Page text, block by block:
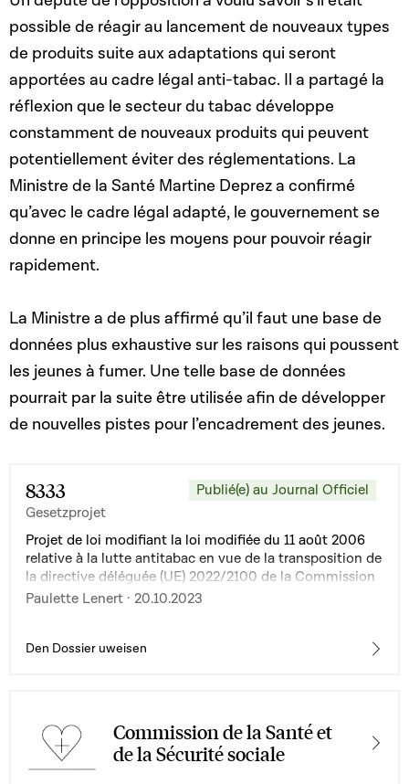
possible de réagir au lancement de nouveaux types
de produits suite aux adaptations qui seront
apportées au cadre légal anti-tabac. Il a partagé la
réflexion que le secteur du tabac développe
constamment de nouveaux produits qui peuvent
potentiellement éviter des réglementations. La
Ministre de la Santé Martine Deprez a confirmé
qu’avec le cadre légal adapté, le gouvernement se
donne en principe les moyens pour pouvoir réagir
rapidement.
La Ministre a de plus affirmé qu’il faut une base de
données plus exhaustive sur les raisons qui poussent
les jeunes à fumer. Une telle base de données
pourrait par la suite être utilisée afin de développer
de nouvelles pistes pour l’encadrement des jeunes.
8333
Gesetzprojet
Publié(e) au Journal Officiel
Projet de loi modifiant la loi modifiée du 11 août 2006
relative à la lutte antitabac en vue de la transposition de
la directive déléguée (UE) 2022/2100 de la Commission
du 29 juin 2022 modifiant la directive 2014/40/UE du
tabac chauffés
Paulette Lenert · 20.10.2023
Den Dossier uweisen
Commission de la Santé et
de la Sécurité sociale